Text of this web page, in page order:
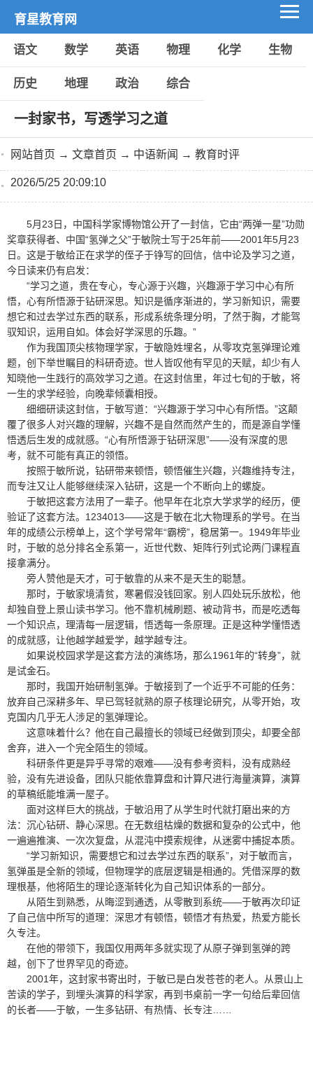
育星教育网
语文 数学 英语 物理 化学 生物
历史 地理 政治 综合
一封家书，写透学习之道
网站首页 → 文章首页 → 中语新闻 → 教育时评
2026/5/25 20:09:10
5月23日，中国科学家博物馆公开了一封信，它由“两弹一星”功勋
奖章获得者、中国“氢弹之父”于敏院士写于25年前——2001年5月23
日。这是于敏给正在求学的侄子于铮写的回信，信中论及学习之道，
今日读来仍有启发：
“学习之道，贵在专心，专心源于兴趣，兴趣源于学习中心有所
悟，心有所悟源于钻研深思。知识是循序渐进的，学习新知识，需要
想它和过去学过东西的联系，形成系统条理分明，了然于胸，才能驾
驭知识，运用自如。体会好学深思的乐趣。”
作为我国顶尖核物理学家，于敏隐姓埋名，从零攻克氢弹理论难
题，创下举世瞩目的科研奇迹。世人皆叹他有罕见的天赋，却少有人
知晓他一生践行的高效学习之道。在这封信里，年过七旬的于敏，将
一生的求学经验，向晚辈倾囊相授。
细细研读这封信，于敏写道：“兴趣源于学习中心有所悟。”这颠
覆了很多人对兴趣的理解，兴趣不是自然而然产生的，而是源自学懂
悟透后生发的成就感。“心有所悟源于钻研深思”——没有深度的思
考，就不可能有真正的领悟。
按照于敏所说，钻研带来顿悟，顿悟催生兴趣，兴趣维持专注，
而专注又让人能够继续深入钻研，这是一个不断向上的螺旋。
于敏把这套方法用了一辈子。他早年在北京大学求学的经历，便
验证了这套方法。1234013——这是于敏在北大物理系的学号。在当
年的成绩公示榜单上，这个学号常年“霸榜”，稳居第一。1949年毕业
时，于敏的总分排名全系第一，近世代数、矩阵行列式论两门课程直
接拿满分。
旁人赞他是天才，可于敏靠的从来不是天生的聪慧。
那时，于敏家境清贫，寒暑假没钱回家。别人四处玩乐放松，他
却独自登上景山读书学习。他不靠机械刷题、被动背书，而是吃透每
一个知识点，理清每一层逻辑，悟透每一条原理。正是这种学懂悟透
的成就感，让他越学越爱学，越学越专注。
如果说校园求学是这套方法的演练场，那么1961年的“转身”，就
是试金石。
那时，我国开始研制氢弹。于敏接到了一个近乎不可能的任务：
放弃自己深耕多年、早已驾轻就熟的原子核理论研究，从零开始，攻
克国内几乎无人涉足的氢弹理论。
这意味着什么？他在自己最擅长的领域已经做到顶尖，却要全部
舍弃，进入一个完全陌生的领域。
科研条件更是异乎寻常的艰难——没有参考资料，没有成熟经
验，没有先进设备，团队只能依靠算盘和计算尺进行海量演算，演算
的草稿纸能堆满一屋子。
面对这样巨大的挑战，于敏沿用了从学生时代就打磨出来的方
法：沉心钻研、静心深思。在无数组枯燥的数据和复杂的公式中，他
一遍遍推演、一次次复盘，从混沌中摸索规律，从迷雾中捕捉本质。
“学习新知识，需要想它和过去学过东西的联系”，对于敏而言，
氢弹虽是全新的领域，但物理学的底层逻辑是相通的。凭借深厚的数
理根基，他将陌生的理论逐渐转化为自己知识体系的一部分。
从陌生到熟悉，从晦涩到通透，从零散到系统——于敏再次印证
了自己信中所写的道理：深思才有顿悟，顿悟才有热爱，热爱方能长
久专注。
在他的带领下，我国仅用两年多就实现了从原子弹到氢弹的跨
越，创下了世界罕见的奇迹。
2001年，这封家书寄出时，于敏已是白发苍苍的老人。从景山上
苦读的学子，到埋头演算的科学家，再到书桌前一字一句给后辈回信
的长者——于敏，一生多钻研、有热情、长专注……